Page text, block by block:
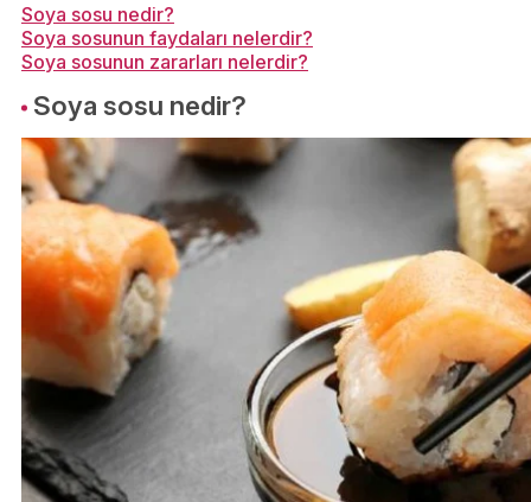
Soya sosu nedir?
Soya sosunun faydaları nelerdir?
Soya sosunun zararları nelerdir?
Soya sosu nedir?